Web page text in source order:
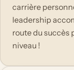
carrière
leadership
route du succès
niveau !